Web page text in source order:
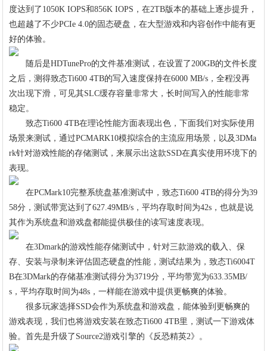
度达到了1050K IOPS和856K IOPS，在2TB版本的基础上逐步提升，
也超越了不少PCIe 4.0的固态硬盘，在大型游戏和内容创作中能有更
好的体验。
随后是HDTunePro的文件基准测试，在设置了200GB的文件长度
之后，测得致态Ti600 4TB的写入速度保持在6000 MB/s，全程没再
次出现下滑，可见其SLC缓存容量非常大，长时间写入的性能非常
稳定。
致态Ti600 4TB在理论性能方面表现出色，下面我们对实际使用
场景来测试，通过PCMARK10模拟综合的主流应用场景，以及3DMa
rk针对游戏性能的存储测试，来展示出这款SSD在真实使用环境下的
表现。
在PCMark10完整系统盘基准测试中，致态Ti600 4TB的得分为39
58分，测试带宽达到了627.49MB/s，平均存取时间为42s，也就是说
其作为系统盘和游戏盘都能提供极佳的读写速度表现。
在3Dmark的游戏性能存储测试中，针对三款游戏的载入、保
存、安装与录制来评估固态硬盘的性能，测试结果为，致态Ti6004T
B在3DMark的存储基准测试得分为3719分，平均带宽为633.35MB/
s，平均存取时间为48s，一样能在游戏中提供更畅爽的体验。
很多玩家选择SSD会作为系统盘和游戏盘，能体验到更畅爽的
游戏表现，我们也将游戏安装在致态Ti600 4TB里，测试一下游戏体
验。首先是升级了Source2游戏引擎的《反恐精英2》。